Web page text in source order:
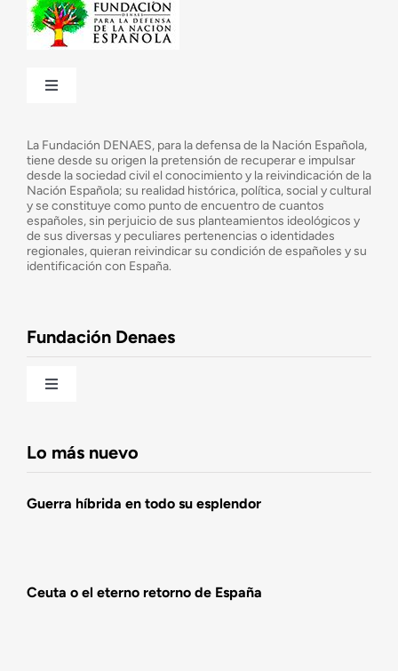
Toggle
¿Cuáles son nuestros objetivos?
Consejo Asesor
La Fundación DENAES, para la defensa de la Nación Española,
tiene desde su origen la pretensión de recuperar e impulsar
desde la sociedad civil el conocimiento y la reivindicación de la
Nación Española; su realidad histórica, política, social y cultural
y se constituye como punto de encuentro de cuantos
españoles, sin perjuicio de sus planteamientos ideológicos y
de sus diversas y peculiares pertenencias o identidades
regionales, quieran reivindicar su condición de españoles y su
identificación con España.
Fundación Denaes
Toggle
Lo más nuevo
Guerra híbrida en todo su esplendor
Ceuta o el eterno retorno de España